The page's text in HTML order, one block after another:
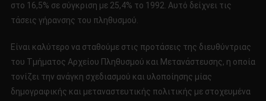
στο 16,5% σε σύγκριση με 25,4% το 1992. Αυτό δείχνει τις
τάσεις γήρανσης του πληθυσμού.
Είναι καλύτερο να σταθούμε στις προτάσεις της διευθύντριας
του Τμήματος Αρχείου Πληθυσμού και Μετανάστευσης, η οποία
τονίζει την ανάγκη σχεδιασμού και υλοποίησης μίας
δημογραφικής και μεταναστευτικής πολιτικής με στοχευμένα